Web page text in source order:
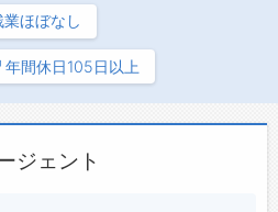
業ほぼなし
年間休日105日以上
ジェント